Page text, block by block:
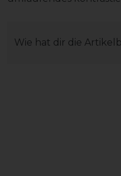
Wie hat dir die